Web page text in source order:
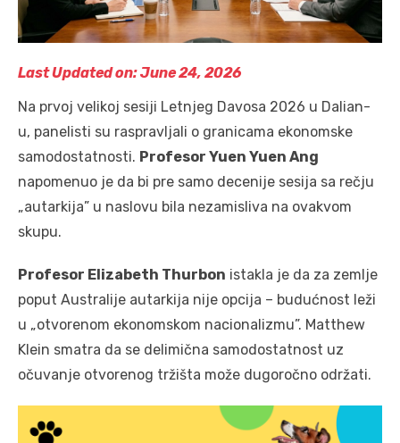
Last Updated on: June 24, 2026
Na prvoj velikoj sesiji Letnjeg Davosa 2026 u Dalian-
u, panelisti su raspravljali o granicama ekonomske
samodostatnosti. Profesor Yuen Yuen Ang
napomenuo je da bi pre samo decenije sesija sa rečju
„autarkija” u naslovu bila nezamisliva na ovakvom
skupu.
Profesor Elizabeth Thurbon istakla je da za zemlje
poput Australije autarkija nije opcija – budućnost leži
u „otvorenom ekonomskom nacionalizmu”. Matthew
Klein smatra da se delimična samodostatnost uz
očuvanje otvorenog tržišta može dugoročno održati.